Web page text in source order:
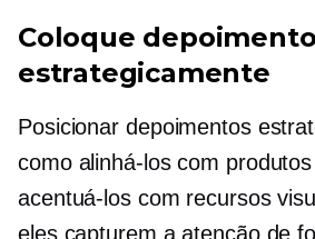
Coloque
estrategicamente
Posicionar depoimentos
como alinhá-los com
acentuá-los com recursos
eles capturem a atenção de